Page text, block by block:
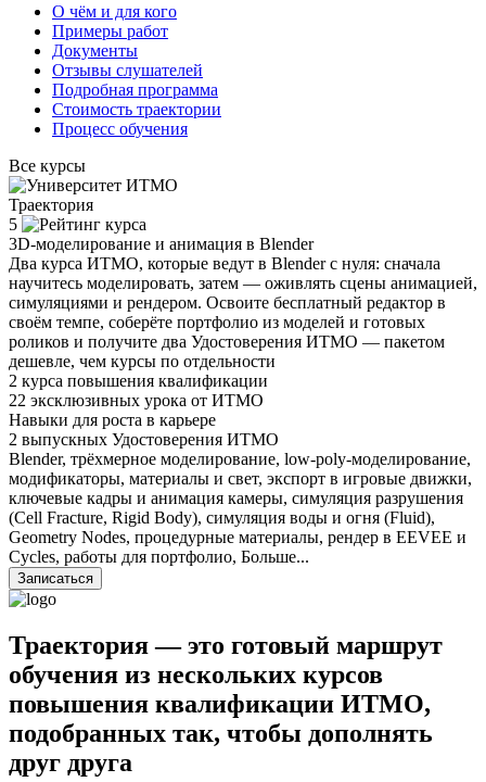
О чём и для кого
Примеры работ
Документы
Отзывы слушателей
Подробная программа
Стоимость траектории
Процесс обучения
Все курсы
Траектория
5
3D-моделирование и анимация в Blender
Два курса ИТМО, которые ведут в Blenderс нуля: сначала
научитесь моделировать, затем — оживлять сцены анимацией,
симуляциями и рендером. Освоите бесплатный редактор в
своём темпе, соберёте портфолио из моделей и готовых
роликов и получите два Удостоверения ИТМО — пакетом
дешевле, чем курсы по отдельности
2 курса повышения квалификации
22 эксклюзивных урока от ИТМО
Навыки для роста в карьере
2 выпускных Удостоверения ИТМО
Blender, трёхмерное моделирование, low-poly-моделирование,
модификаторы, материалы и свет, экспорт в игровые движки,
ключевые кадры и анимация камеры, симуляция разрушения
(Cell Fracture, Rigid Body), симуляция воды и огня (Fluid),
Geometry Nodes, процедурные материалы, рендер в EEVEE и
Cycles, работы для портфолио, Больше...
Записаться
Траектория— это готовый маршрут
обучения из нескольких курсов
повышения квалификации ИТМО,
подобранных так, чтобы дополнять
друг друга